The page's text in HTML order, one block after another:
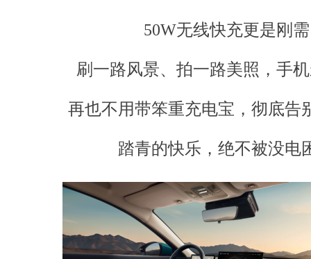
50W无线快充更是刚需
刷一路风景、拍一路美照，手
再也不用带笨重充电宝，彻底告
踏青的快乐，绝不被没电